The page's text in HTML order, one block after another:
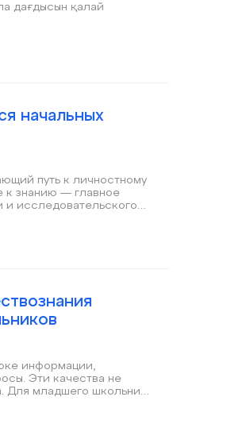
дағдысын қалай
начальных
путь к личностному
к знанию — главное
исследовательского
информации,
Эти качества не
Для младшего школьника
Однако наибольший